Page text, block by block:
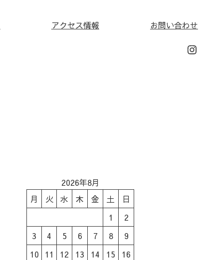
アクセス情報 お問い合わせ
2026年8月
月
火 水 木 金 土
日
1
2
3
4 5 6 7 8
9
10
11 12 13 14 15
16